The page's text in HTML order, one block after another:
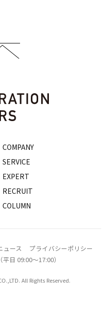
COMPANY
SERVICE
EXPERT
RECRUIT
COLUMN
ュース
プライバシーポリシー
日 09:00〜17:00）
All Rights Reserved.